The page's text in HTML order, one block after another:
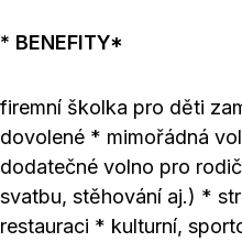
* BENEFITY*
firemní školka pro děti
dovolené * mimořádná
dodatečné volno pro
svatbu, stěhování aj.) *
restauraci * kulturní,